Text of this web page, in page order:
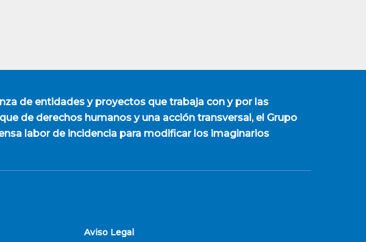
de entidades y proyectos que trabaja con y por las
de derechos humanos y una acción transversal, el Grupo
labor de incidencia para modificar los imaginarios
Aviso Legal